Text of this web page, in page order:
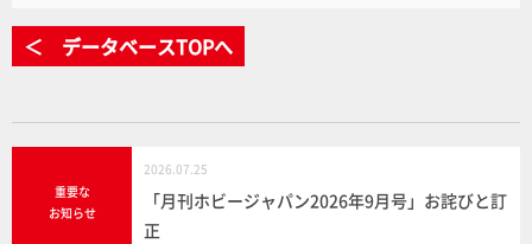
＜ データベースTOPへ
重要な
お知らせ
2026.07.25
「月刊ホビージャパン2026年9月号」お詫びと訂
正